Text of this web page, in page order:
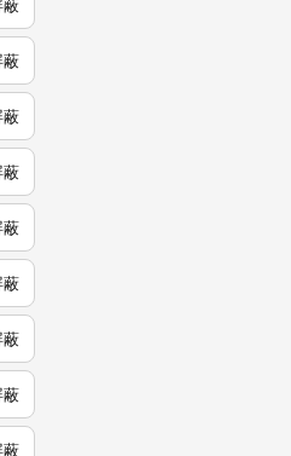
蔽
蔽
蔽
蔽
蔽
蔽
蔽
蔽
蔽